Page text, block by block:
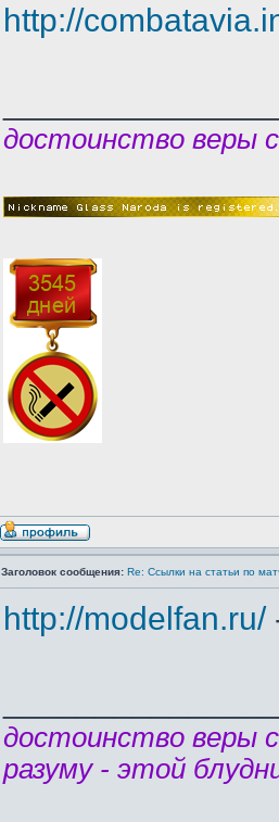
http://
достоинство веры
Заголовок сообщения: Re: Ссылки на статьи по
http://modelfan.ru/
достоинство веры
разуму - этой